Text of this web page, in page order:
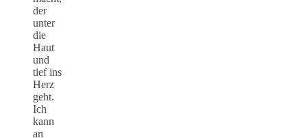
der
unter
die
Haut
und
tief ins
Herz
geht.
Ich
kann
an